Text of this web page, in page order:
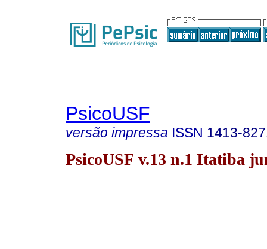
PsicoUSF
versão impressa ISSN 1413-
PsicoUSF v.13 n.1 Itatiba